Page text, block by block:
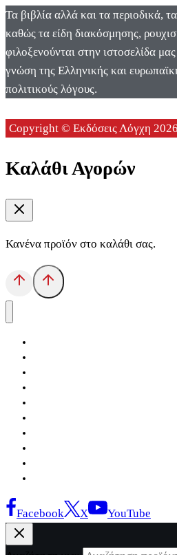
Τα βιβλία αλλά και τα περιοδικά,
καθώς τα είδη διακόσμησης,
φιλοξενούνται στην ιστοσελίδα
γνώση της Ελληνικής και
πολιτικούς λόγους.
Copyright © Εκδόσεις Λόγχη
Καλάθι Αγορών
Κανένα προϊόν στο καλάθι σας.
Facebook X YouTube